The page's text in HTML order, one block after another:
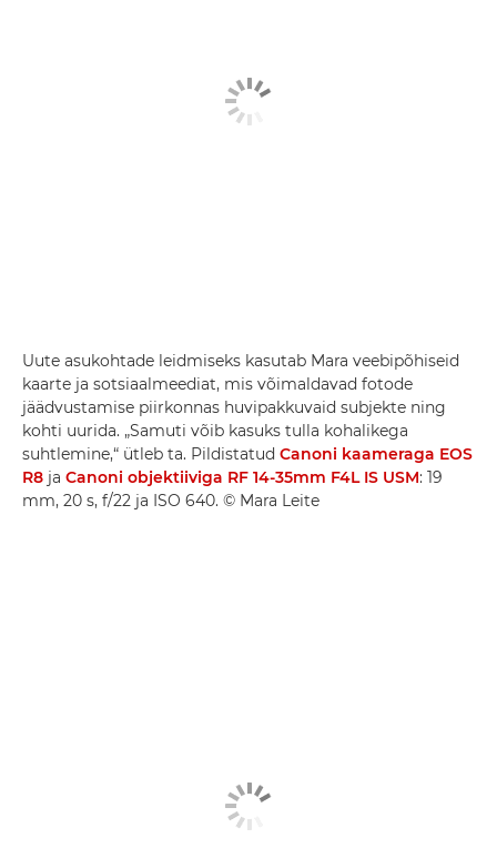
Uute asukohtade leidmiseks kasutab Mara veebipõhiseid
kaarte ja sotsiaalmeediat, mis võimaldavad fotode
jäädvustamise piirkonnas huvipakkuvaid subjekte ning
kohti uurida. „Samuti võib kasuks tulla kohalikega
suhtlemine,“ ütleb ta. Pildistatud Canoni kaameraga EOS
R8 ja Canoni objektiiviga RF 14-35mm F4L IS USM: 19
mm, 20 s, f/22 ja ISO 640. © Mara Leite